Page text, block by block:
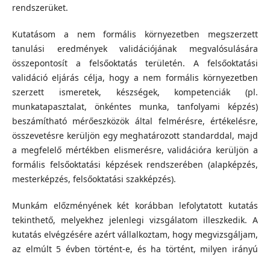
rendszerüket.
Kutatásom a nem formális környezetben megszerzett
tanulási eredmények validációjának megvalósulására
összepontosít a felsőoktatás területén. A felsőoktatási
validáció eljárás célja, hogy a nem formális környezetben
szerzett ismeretek, készségek, kompetenciák (pl.
munkatapasztalat, önkéntes munka, tanfolyami képzés)
beszámítható mérőeszközök által felmérésre, értékelésre,
összevetésre kerüljön egy meghatározott standarddal, majd
a megfelelő mértékben elismerésre, validációra kerüljön a
formális felsőoktatási képzések rendszerében (alapképzés,
mesterképzés, felsőoktatási szakképzés).
Munkám előzményének két korábban lefolytatott kutatás
tekinthető, melyekhez jelenlegi vizsgálatom illeszkedik. A
kutatás elvégzésére azért vállalkoztam, hogy megvizsgáljam,
az elmúlt 5 évben történt-e, és ha történt, milyen irányú